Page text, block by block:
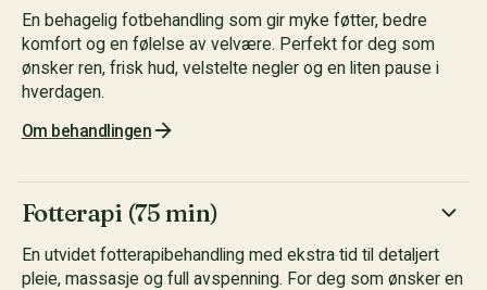
En behagelig fotbehandling som gir myke føtter, bedre
komfort og en følelse av velvære. Perfekt for deg som
ønsker ren, frisk hud, velstelte negler og en liten pause i
hverdagen.
Om behandlingen
Fotterapi (75 min)
En utvidet fotterapibehandling med ekstra tid til detaljert
pleie, massasje og full avspenning. For deg som ønsker en